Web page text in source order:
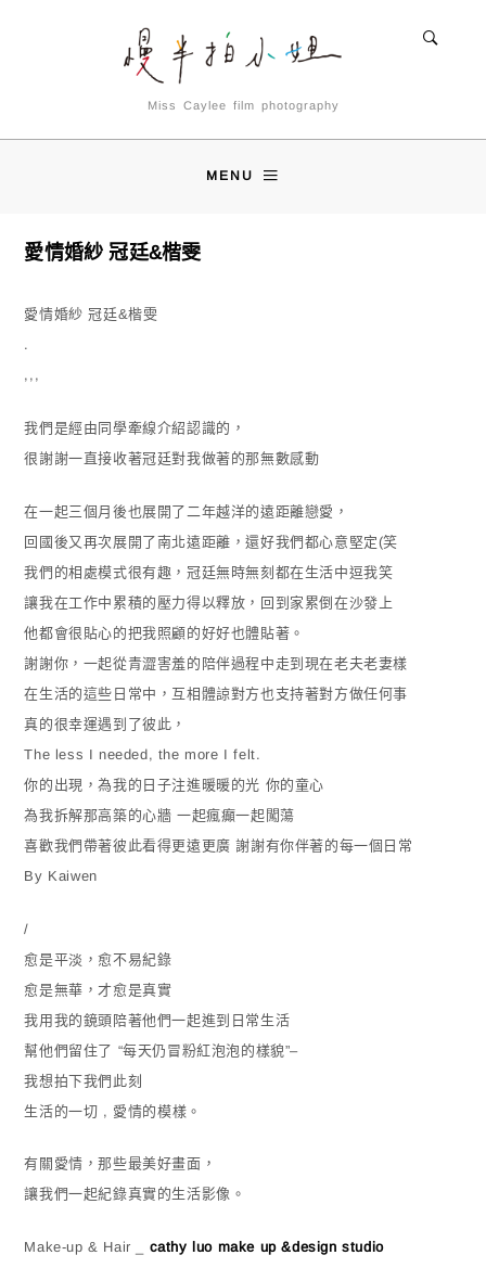
Miss Caylee film photography
MENU
愛情婚紗 冠廷&楷雯
愛情婚紗 冠廷&楷雯
.
,,,
我們是經由同學牽線介紹認識的，
很謝謝一直接收著冠廷對我做著的那無數感動
在一起三個月後也展開了二年越洋的遠距離戀愛，
回國後又再次展開了南北遠距離，還好我們都心意堅定(笑
我們的相處模式很有趣，冠廷無時無刻都在生活中逗我笑
讓我在工作中累積的壓力得以釋放，回到家累倒在沙發上
他都會很貼心的把我照顧的好好也體貼著。
謝謝你，一起從青澀害羞的陪伴過程中走到現在老夫老妻樣
在生活的這些日常中，互相體諒對方也支持著對方做任何事
真的很幸運遇到了彼此，
The less I needed, the more I felt.
你的出現，為我的日子注進暖暖的光 你的童心
為我拆解那高築的心牆 一起瘋癲一起闖蕩
喜歡我們帶著彼此看得更遠更廣 謝謝有你伴著的每一個日常
By Kaiwen
/
愈是平淡，愈不易紀錄
愈是無華，才愈是真實
我用我的鏡頭陪著他們一起進到日常生活
幫他們留住了 “每天仍冒粉紅泡泡的樣貌”–
我想拍下我們此刻
生活的一切 , 愛情的模樣。
有關愛情，那些最美好畫面，
讓我們一起紀錄真實的生活影像。
Make-up & Hair _ cathy luo make up &design studio